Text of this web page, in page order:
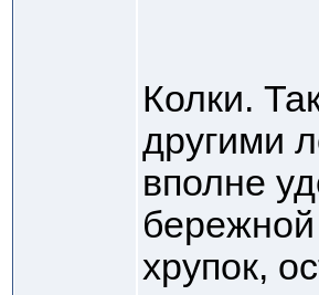
Колки.
другими
вполне
бережной
хрупок,